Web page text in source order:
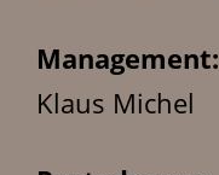
Management:
Klaus Michel